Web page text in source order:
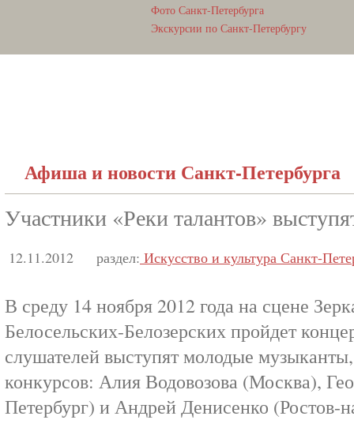
Фото Санкт-Петербурга
Экскурсии по Санкт-Петербургу
Афиша и новости Санкт-Петербурга
Участники «Реки талантов»
12.11.2012 раздел: Искусство и культура Санкт-
В среду 14 ноября 2012 года на сцене
Белосельских-Белозерских пройдет
слушателей выступят молодые
конкурсов: Алия Водовозова (Москва),
Петербург) и Андрей Денисенко (Ростов-